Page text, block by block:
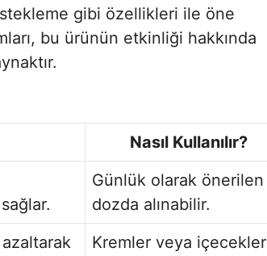
gibi özellikleri ile öne
bu ürünün etkinliği hakkında
Nasıl Kullanılır?
Günlük olarak önerilen
dozda alınabilir.
Kremler veya içecekler